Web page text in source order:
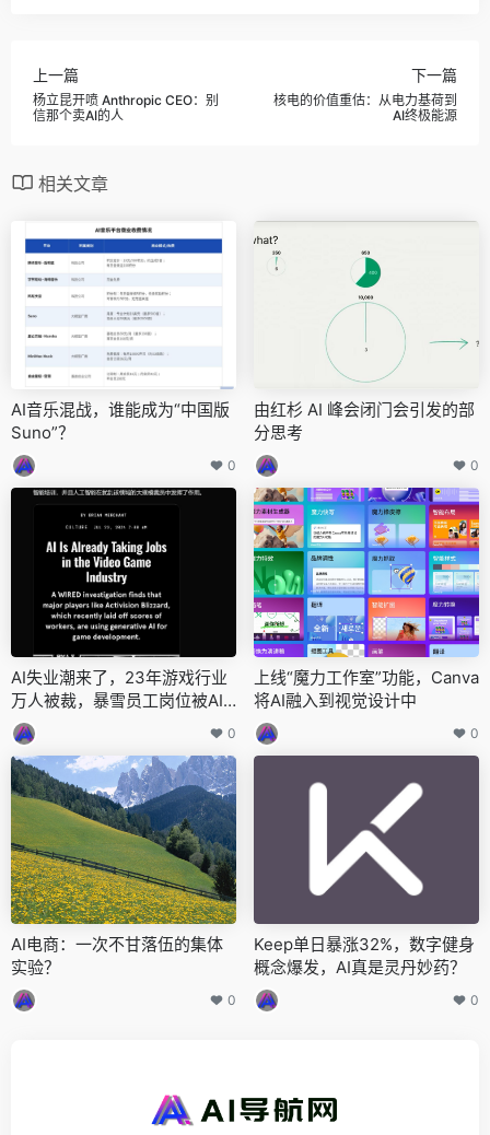
上一篇
杨立昆开喷 Anthropic CEO：别
信那个卖AI的人
下一篇
核电的价值重估：从电力基荷到
AI终极能源
相关文章
AI音乐混战，谁能成为“中国版
Suno”？
0
由红杉 AI 峰会闭门会引发的部
分思考
0
AI失业潮来了，23年游戏行业
万人被裁，暴雪员工岗位被AI
抢走，悲痛万分
0
上线“魔力工作室”功能，Canva
将AI融入到视觉设计中
0
AI电商：一次不甘落伍的集体
实验？
0
Keep单日暴涨32%，数字健身
概念爆发，AI真是灵丹妙药？
0